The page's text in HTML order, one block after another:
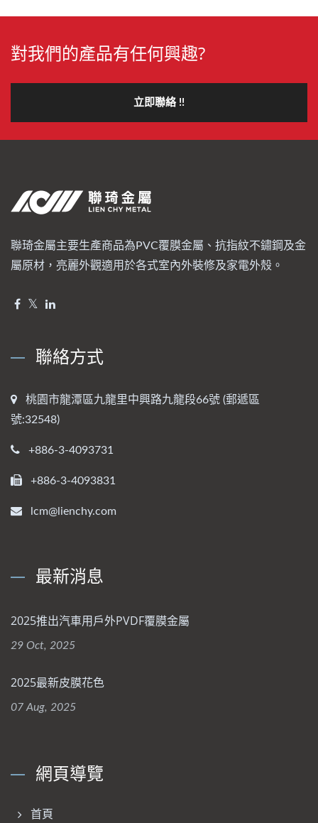
對我們的產品有任何興趣?
立即聯絡 !!
聯琦金屬主要生產商品為PVC覆膜金屬、抗指紋不鏽鋼及金
屬原材，亮麗外觀適用於各式室內外裝修及家電外殼。
聯絡方式
桃園市龍潭區九龍里中興路九龍段66號 (郵遞區
號:32548)
+886-3-4093731
+886-3-4093831
lcm@lienchy.com
最新消息
2025推出汽車用戶外PVDF覆膜金屬
29 Oct, 2025
2025最新皮膜花色
07 Aug, 2025
網頁導覽
首頁